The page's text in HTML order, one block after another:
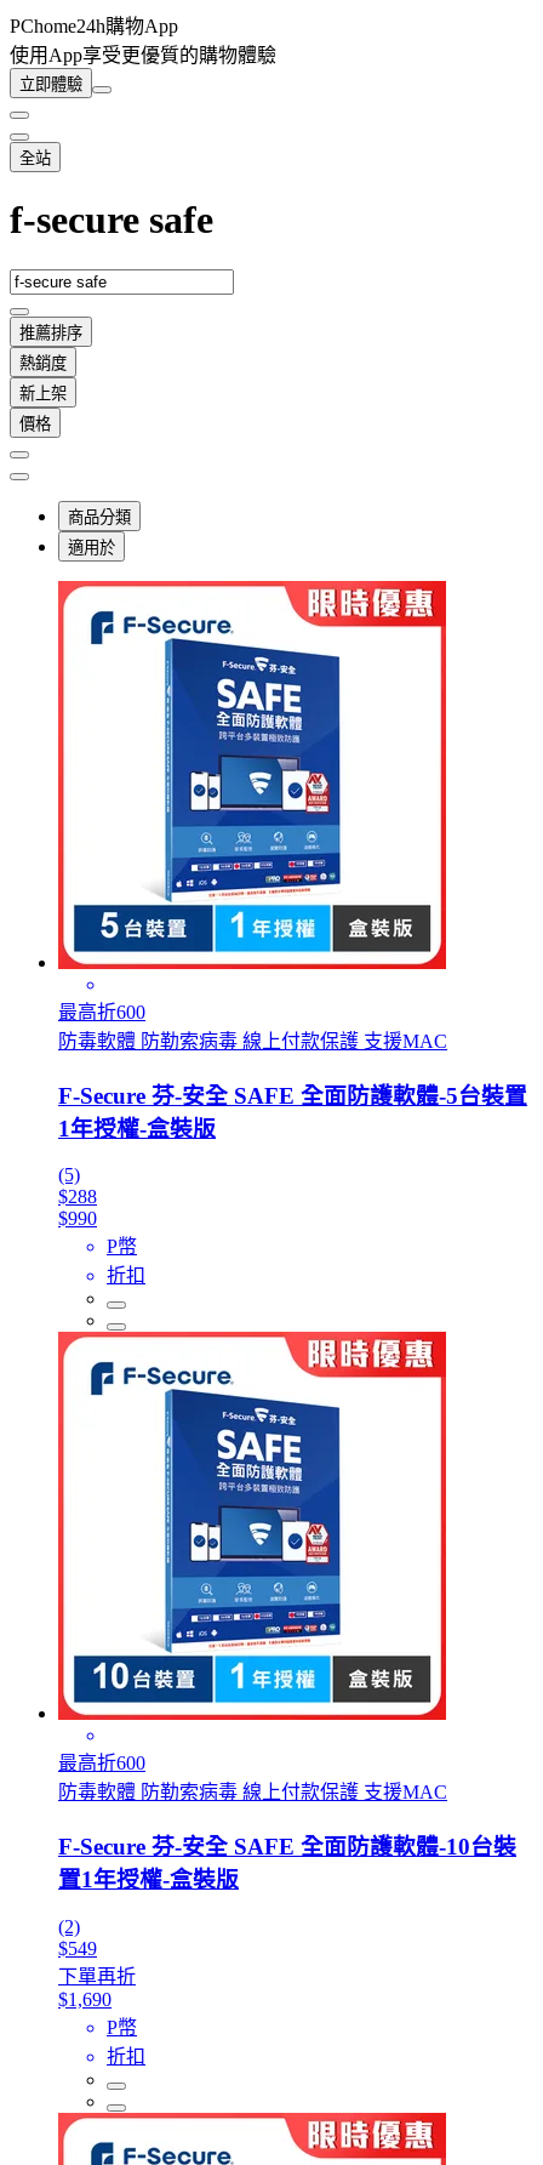
PChome24h購物App
使用App享受更優質的購物體驗
立即體驗
全站
f-secure safe
推薦排序
熱銷度
新上架
價格
商品分類
適用於
最高折600
防毒軟體 防勒索病毒 線上付款保護 支援MAC
F-Secure 芬-安全 SAFE 全面防護軟體-5台裝置
1年授權-盒裝版
(5)
$288
$990
P幣
折扣
最高折600
防毒軟體 防勒索病毒 線上付款保護 支援MAC
F-Secure 芬-安全 SAFE 全面防護軟體-10台裝
置1年授權-盒裝版
(2)
$549
下單再折
$1,690
P幣
折扣